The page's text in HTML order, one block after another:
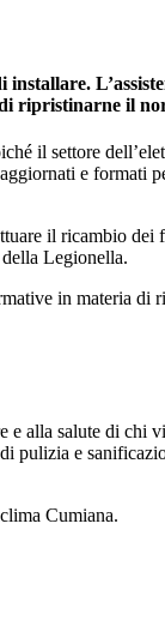
ripristinarne il
il settore
e formati
il ricambio
Legionella.
in materia di
alla salute di chi
pulizia e
Cumiana.